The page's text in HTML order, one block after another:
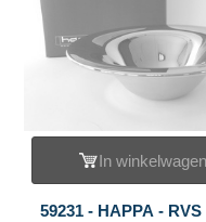
In winkelwagen
59231 - HAPPA - RVS